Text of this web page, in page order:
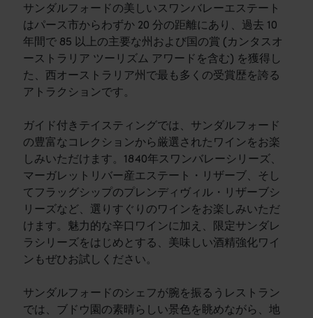
サンダルフォードの美しいスワンバレーエステート
はパース市からわずか 20 分の距離にあり、過去 10
年間で 85 以上の主要な州および国の賞 (カンタスオ
ーストラリア ツーリズム アワードを含む) を獲得し
た、西オーストラリア州で最も多くの受賞歴を誇る
アトラクションです。
ガイド付きテイスティングでは、サンダルフォード
の豊富なコレクションから厳選されたワインをお楽
しみいただけます。1840年スワンバレーシリーズ、
マーガレットリバー産エステート・リザーブ、そし
てフラッグシップのプレンディヴィル・リザーブシ
リーズなど、選りすぐりのワインをお楽しみいただ
けます。魅力的な辛口ワインに加え、限定サンダレ
ラシリーズをはじめとする、美味しい酒精強化ワイ
ンもぜひお試しください。
サンダルフォードのシェフが腕を振るうレストラン
では、ブドウ園の素晴らしい景色を眺めながら、地